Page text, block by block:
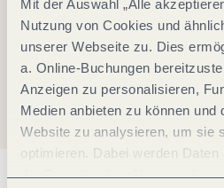
Mit der Auswahl „Alle
Nutzung von Cookies und
unserer Webseite zu. Dies
a. Online-Buchungen
Anzeigen zu personalisieren,
Medien anbieten zu können und
Website zu analysieren, um sie
optimieren. Dabei werden
der Europäischen Union